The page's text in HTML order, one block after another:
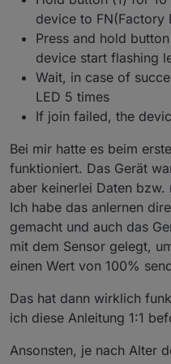
device to FN(Factory
Press and hold
device start flashing
Wait, in case of
LED 5 times
If join failed, the
Bei mir hatte es beim
funktioniert. Das Gerät
aber keinerlei Daten
Ich habe das anlernen
gemacht und auch das
mit dem Sensor gelegt,
einen Wert von 100%
Das hat dann wirklich
ich diese Anleitung 1:1
Ansonsten, je nach Alter